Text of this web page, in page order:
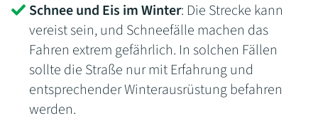
Schnee und Eis im Winter: Die Strecke kann
vereist sein, und Schneefälle machen das
Fahren extrem gefährlich. In solchen Fällen
sollte die Straße nur mit Erfahrung und
entsprechender Winterausrüstung befahren
werden.